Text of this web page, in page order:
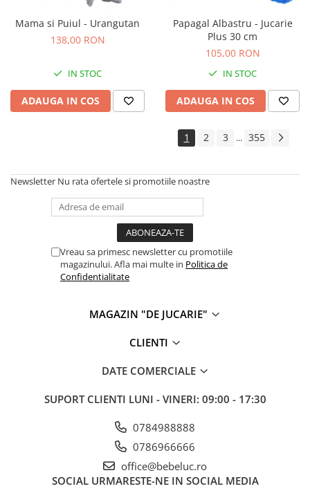
Mama si Puiul - Urangutan
138,00 RON
IN STOC
ADAUGA IN COS
Papagal Albastru - Jucarie
Plus 30 cm
105,00 RON
IN STOC
ADAUGA IN COS
1 2 3 ... 355
Newsletter Nu rata ofertele si promotiile noastre
Vreau sa primesc newsletter cu promotiile
magazinului. Afla mai multe in Politica de
Confidentialitate
MAGAZIN "DE JUCARIE"
CLIENTI
DATE COMERCIALE
SUPORT CLIENTI LUNI - VINERI: 09:00 - 17:30
0784988888
0786966666
office@bebeluc.ro
SOCIAL URMARESTE-NE IN SOCIAL MEDIA